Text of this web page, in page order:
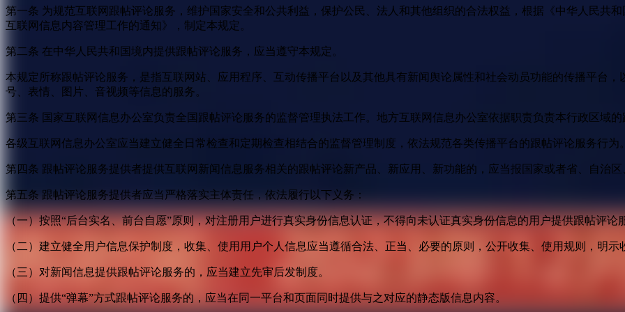
第一条 为规范互联网跟帖评论服务，维护国家安全和公共利益，保护公民、法人和其他组织的合法权益，根据《中华人民共
互联网信息内容管理工作的通知》，制定本规定。
第二条 在中华人民共和国境内提供跟帖评论服务，应当遵守本规定。
本规定所称跟帖评论服务，是指互联网站、应用程序、互动传播平台以及其他具有新闻舆论属性和社会动员功能的传播平台
号、表情、图片、音视频等信息的服务。
第三条 国家互联网信息办公室负责全国跟帖评论服务的监督管理执法工作。地方互联网信息办公室依据职责负责本行政区域
各级互联网信息办公室应当建立健全日常检查和定期检查相结合的监督管理制度，依法规范各类传播平台的跟帖评论服务行为
第四条 跟帖评论服务提供者提供互联网新闻信息服务相关的跟帖评论新产品、新应用、新功能的，应当报国家或者省、自治
第五条 跟帖评论服务提供者应当严格落实主体责任，依法履行以下义务：
（一）按照“后台实名、前台自愿”原则，对注册用户进行真实身份信息认证，不得向未认证真实身份信息的用户提供跟帖评论
（二）建立健全用户信息保护制度，收集、使用用户个人信息应当遵循合法、正当、必要的原则，公开收集、使用规则，明
（三）对新闻信息提供跟帖评论服务的，应当建立先审后发制度。
（四）提供“弹幕”方式跟帖评论服务的，应当在同一平台和页面同时提供与之对应的静态版信息内容。